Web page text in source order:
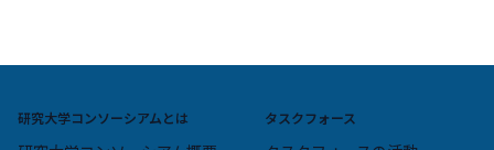
研究大学コンソーシアムとは タスクフォース